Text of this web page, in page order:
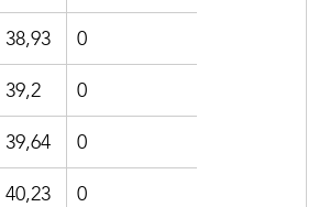
38,93 0
39,2 0
39,64 0
40,23 0